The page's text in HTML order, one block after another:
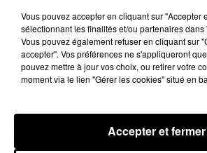
LE GRAND FORMAT
Vous pouvez accepter en cliquant sur "Accepter
sélectionnant les finalités et/ou partenaires dans
Vous pouvez également refuser en cliquant sur
accepter". Vos préférences ne s'appliqueront
pouvez mettre à jour vos choix, ou retirer votre
moment via le lien "Gérer les cookies" situé en
Accepter et fermer